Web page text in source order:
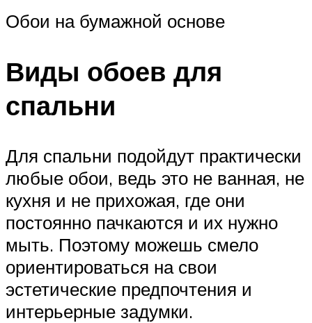
Обои на бумажной основе
Виды обоев для
спальни
Для спальни подойдут практически
любые обои, ведь это не ванная, не
кухня и не прихожая, где они
постоянно пачкаются и их нужно
мыть. Поэтому можешь смело
ориентироваться на свои
эстетические предпочтения и
интерьерные задумки.